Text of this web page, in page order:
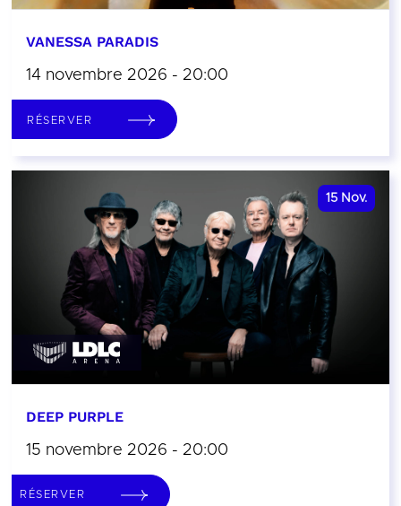
VANESSA PARADIS
14 novembre 2026 - 20:00
RÉSERVER
15 Nov.
DEEP PURPLE
15 novembre 2026 - 20:00
RÉSERVER